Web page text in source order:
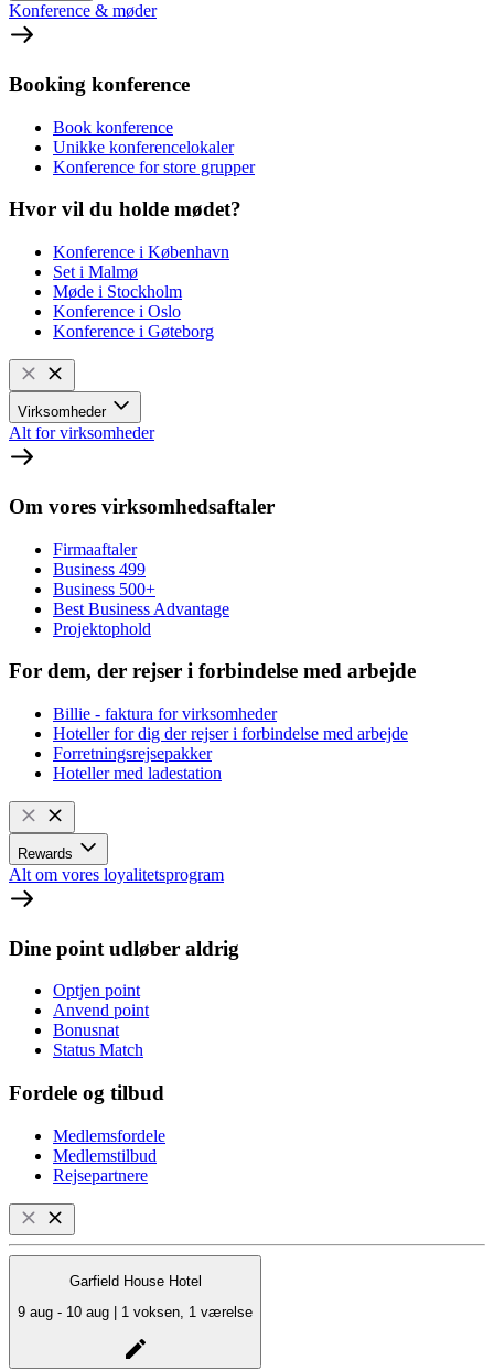
Konference & møder
Booking konference
Book konference
Unikke konferencelokaler
Konference for store grupper
Hvor vil du holde mødet?
Konference i København
Set i Malmø
Møde i Stockholm
Konference i Oslo
Konference i Gøteborg
Virksomheder
Alt for virksomheder
Om vores virksomhedsaftaler
Firmaaftaler
Business 499
Business 500+
Best Business Advantage
Projektophold
For dem, der rejser i forbindelse med arbejde
Billie - faktura for virksomheder
Hoteller for dig der rejser i forbindelse med arbejde
Forretningsrejsepakker
Hoteller med ladestation
Rewards
Alt om vores loyalitetsprogram
Dine point udløber aldrig
Optjen point
Anvend point
Bonusnat
Status Match
Fordele og tilbud
Medlemsfordele
Medlemstilbud
Rejsepartnere
Garfield House Hotel
9 aug - 10 aug | 1 voksen, 1 værelse